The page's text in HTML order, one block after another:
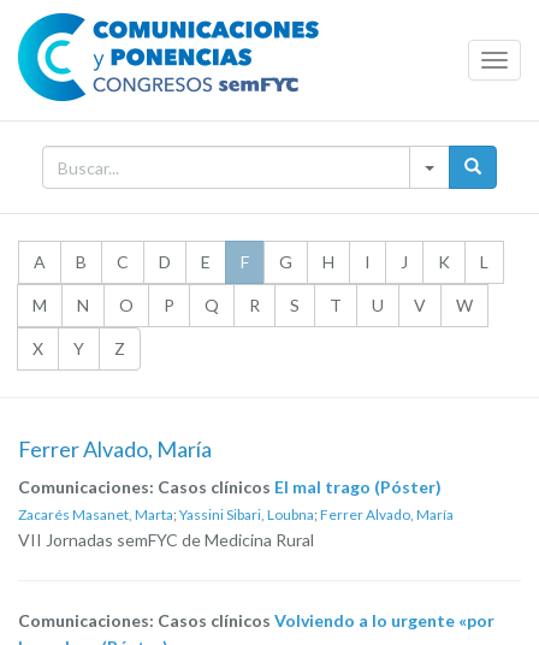
A B C D E F G H I J K L
M N O P Q R S T U V W
X Y Z
Ferrer Alvado, María
Comunicaciones: Casos clínicos El mal trago (Póster)
Zacarés Masanet, Marta; Yassini Sibari, Loubna; Ferrer Alvado, María
VII Jornadas semFYC de Medicina Rural
Comunicaciones: Casos clínicos Volviendo a lo urgente «por